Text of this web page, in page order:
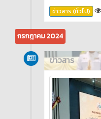
ข่าวสาร (ทั่วไป)
กรกฎาคม 2024
ข่าวสาร